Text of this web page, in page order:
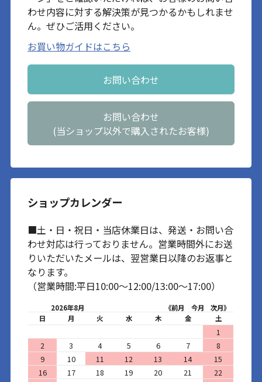
わせ内容に対する解決策が見つかるかもしれませ
ん。ぜひご活用ください。
お買い物ガイドはこちら
お問い合わせ
お問い合わせ
(当ショップ以外で購入されたお客様)
ショップカレンダー
■土・日・祝日・当店休業日は、発送・お問い合
わせ対応は行っておりません。営業時間外にお送
りいただいたメールは、翌営業日以降のお返事と
なります。
（営業時間:平日10:00～12:00/13:00～17:00）
2026年8月 《前月 今月
次月》
日
月 火 水 木 金 土
1
2
3 4 5 6 7
8
9
10 11 12 13 14
15
16
17 18 19 20 21
22